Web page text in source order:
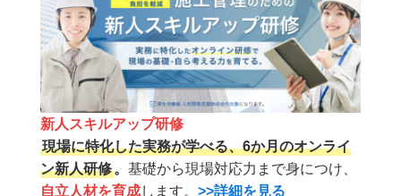
新人スキルアップ研修
現場に特化した実務が学べる、6か月のオンライ
ン新人研修。 基礎から現場対応力まで身につけ、
自立人材を育成します。 >>詳細を見る